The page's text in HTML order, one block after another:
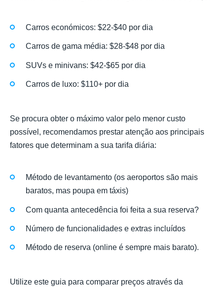
Carros económicos: $22-$40 por dia
Carros de gama média: $28-$48 por dia
SUVs e minivans: $42-$65 por dia
Carros de luxo: $110+ por dia
Se procura obter o máximo valor pelo menor custo
possível, recomendamos prestar atenção aos principais
fatores que determinam a sua tarifa diária:
Método de levantamento (os aeroportos são mais
baratos, mas poupa em táxis)
Com quanta antecedência foi feita a sua reserva?
Número de funcionalidades e extras incluídos
Método de reserva (online é sempre mais barato).
Utilize este guia para comparar preços através da